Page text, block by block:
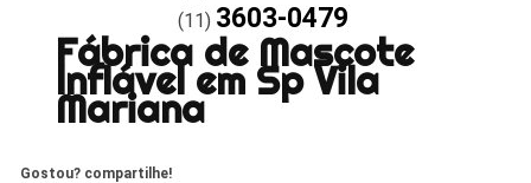
(11) 3603-0479
Fábrica de Mascote
Inflável em Sp Vila
Mariana
Gostou? compartilhe!